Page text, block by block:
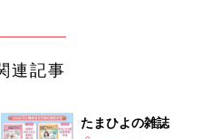
夫婦で予習する 出産